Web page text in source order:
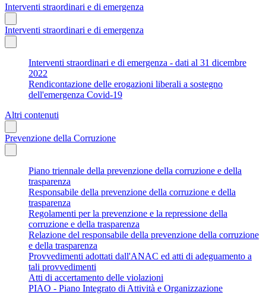
Interventi straordinari e di emergenza
Interventi straordinari e di emergenza
Interventi straordinari e di emergenza - dati al 31 dicembre
2022
Rendicontazione delle erogazioni liberali a sostegno
dell'emergenza Covid-19
Altri contenuti
Prevenzione della Corruzione
Piano triennale della prevenzione della corruzione e della
trasparenza
Responsabile della prevenzione della corruzione e della
trasparenza
Regolamenti per la prevenzione e la repressione della
corruzione e della trasparenza
Relazione del responsabile della prevenzione della corruzione
e della trasparenza
Provvedimenti adottati dall'ANAC ed atti di adeguamento a
tali provvedimenti
Atti di accertamento delle violazioni
PIAO - Piano Integrato di Attività e Organizzazione